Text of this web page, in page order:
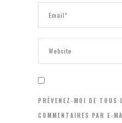
PRÉVENEZ-MOI DE TOUS
COMMENTAIRES PAR E-